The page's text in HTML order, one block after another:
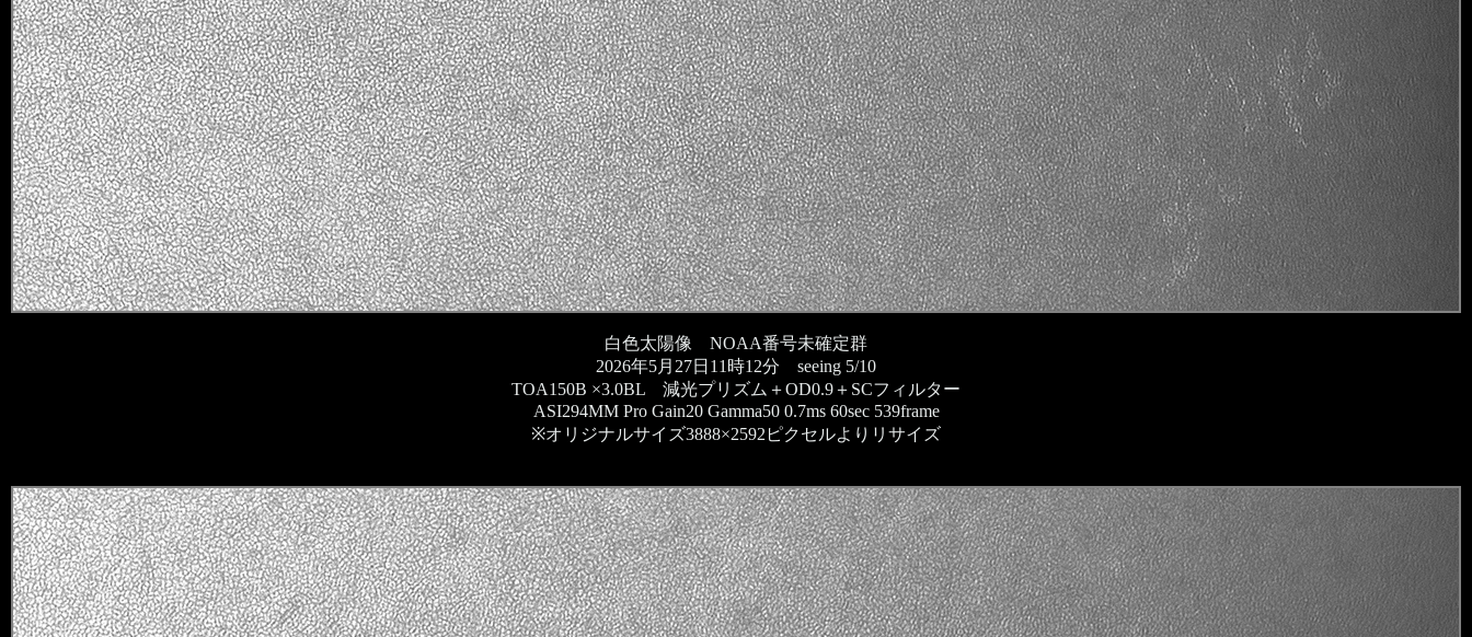
白色太陽像 NOAA番号未確定群
2026年5月27日11時12分 seeing 5/10
TOA150B ×3.0BL 減光プリズム＋OD0.9＋SCフィルター
ASI294MM Pro Gain20 Gamma50 0.7ms 60sec 539frame
※オリジナルサイズ3888×2592ピクセルよりリサイズ